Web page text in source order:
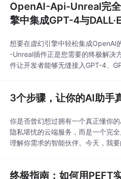
手，Zotero-GPT通过智能摘要生成
等功能，让科研工作者、学
OpenAI-Api-Unreal完全
擎中集成GPT-4与
想要在虚幻引擎中轻松集成OpenAI
-Unreal插件正是您需要的终极解决
件让开发者能够无缝接入GPT-4、
互，这个插件都能提供简单易用的蓝
3个步骤，让你的AI助手
你是否曾幻想过拥有一个真正懂你
隐私堪忧的云端服务，而是一个完
理解你需求的智能伙伴。今天，我
你的工作习惯、保护你的数据隐私
终极指南：如何用PEFT